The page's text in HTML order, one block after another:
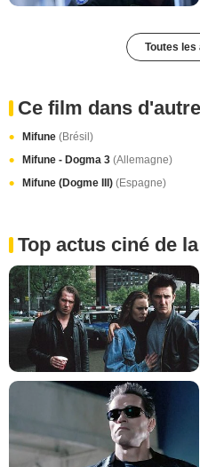
Toutes les
Ce film dans
Mifune (Brésil)
Mifune - Dogma 3 (Allemagne)
Mifune (Dogme III) (Espagne)
Top actus ciné de